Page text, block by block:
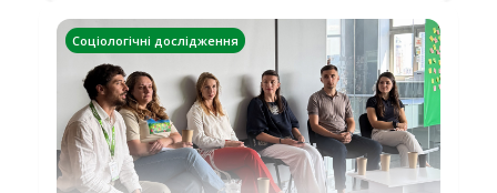
Соціологічні дослідження